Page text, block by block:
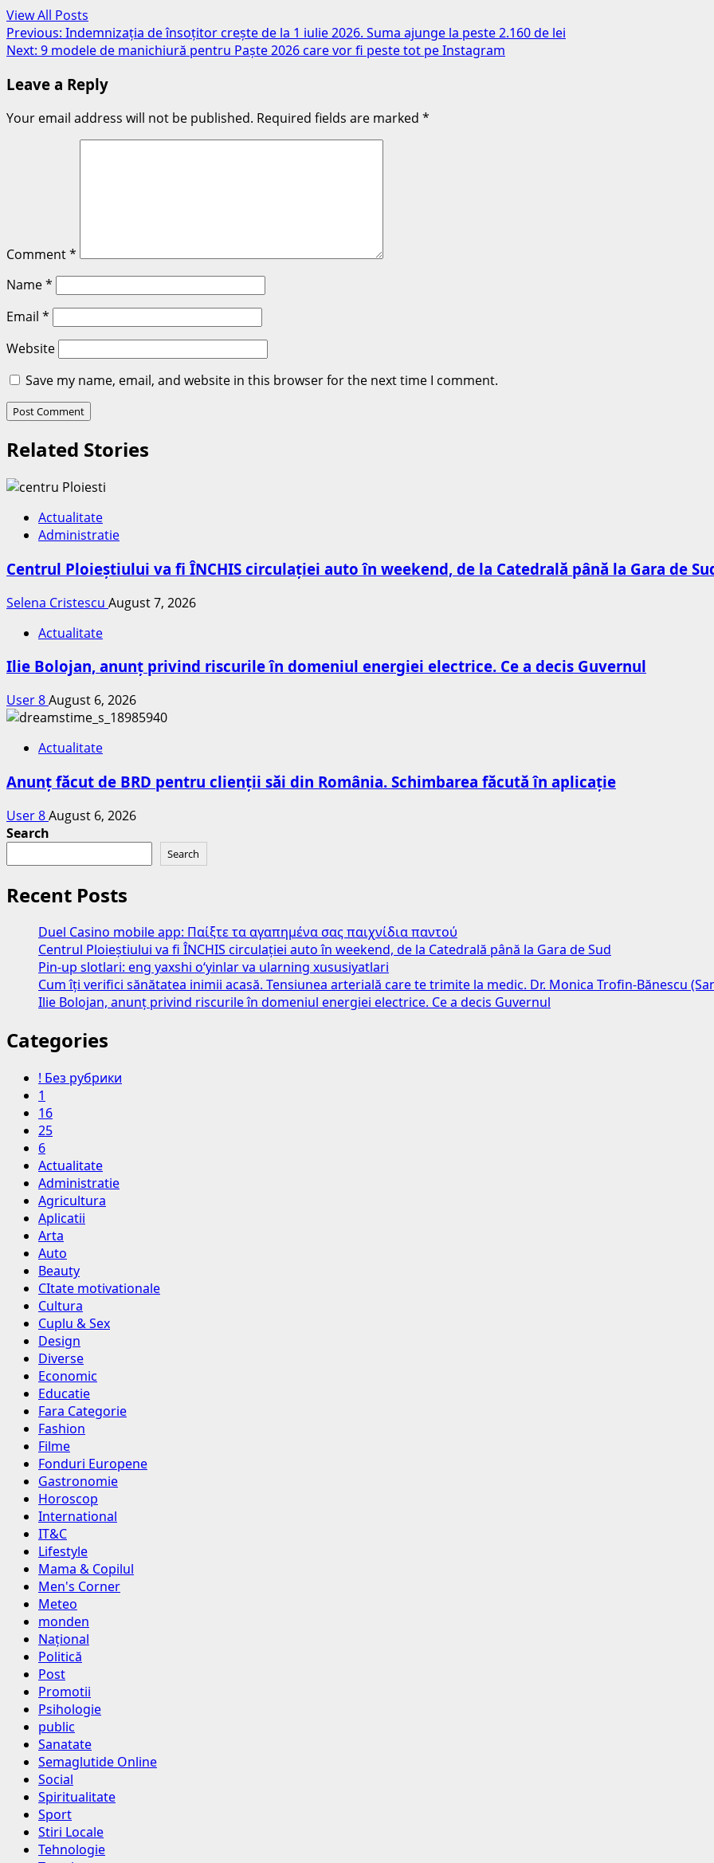
View All Posts
Post
navigation
Previous: Indemnizația de însoțitor crește de la 1 iulie 2026. Suma ajunge la peste 2.160 de lei
Next: 9 modele de manichiură pentru Paște 2026 care vor fi peste tot pe Instagram
Leave a Reply
Your email address will not be published. Required fields are marked *
Comment*
Name*
Email *
Website
Save my name, email, and website in this browser for the next time I comment.
Related Stories
Actualitate
Administratie
Centrul Ploieștiului va fi ÎNCHIS circulației auto în weekend, de la Catedrală până la Gara de
Selena Cristescu August 7, 2026
Actualitate
Ilie Bolojan, anunț privind riscurile în domeniul energiei electrice. Ce a decis Guvernul
User 8August 6, 2026
Actualitate
Anunț făcut de BRD pentru clienții săi din România. Schimbarea făcută în aplicație
User 8August 6, 2026
Search
Search
Recent Posts
Duel Casino mobile app: Παίξτε τα αγαπημένα σας παιχνίδια παντού
Centrul Ploieștiului va fi ÎNCHIS circulației auto în weekend, de la Catedrală până la Gara de Sud
Pin-up slotlari: eng yaxshi o‘yinlar va ularning xususiyatlari
Cum îți verifici sănătatea inimii acasă. Tensiunea arterială care te trimite la medic. Dr. Monica Trofin-Bănescu
Ilie Bolojan, anunț privind riscurile în domeniul energiei electrice. Ce a decis Guvernul
Categories
! Без рубрики
1
16
25
6
Actualitate
Administratie
Agricultura
Aplicatii
Arta
Auto
Beauty
CItate motivationale
Cultura
Cuplu & Sex
Design
Diverse
Economic
Educatie
Fara Categorie
Fashion
Filme
Fonduri Europene
Gastronomie
Horoscop
International
IT&C
Lifestyle
Mama & Copilul
Men's Corner
Meteo
monden
Național
Politică
Post
Promotii
Psihologie
public
Sanatate
Semaglutide Online
Social
Spiritualitate
Sport
Stiri Locale
Tehnologie